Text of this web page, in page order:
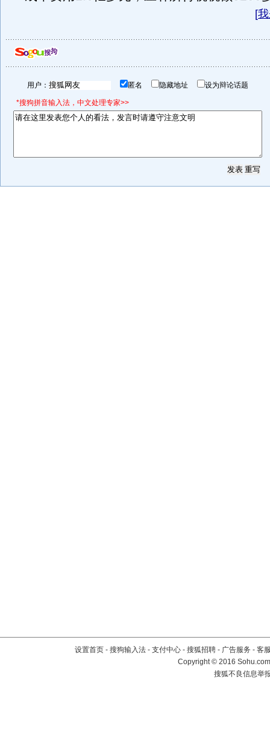
[
用户： 匿名 隐藏地址 设为辩论话题
*搜狗拼音输入法，中文处理专家>>
设置首页 - 搜狗输入法 - 支付中心 - 搜狐招聘 - 广告服务 - 客
Copyright©2016
搜狐不良信息举